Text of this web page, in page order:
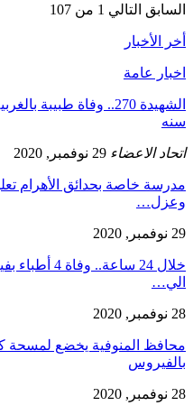
السابق التالي 1 من 107
أخر الأخبار
اخبار عامة
سنه
اتحاد الاعضاء 29 نوفمبر, 2020
مدرسة خاصة بحدائق الأهرام
وعزل…
29 نوفمبر, 2020
خلال 24
الي…
28 نوفمبر, 2020
بالفيروس
28 نوفمبر, 2020